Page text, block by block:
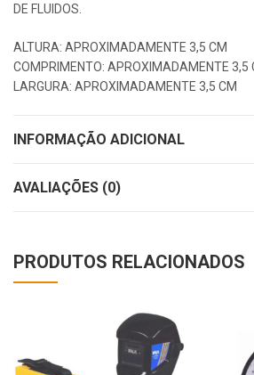
DE FLUIDOS.
ALTURA: APROXIMADAMENTE 3,5 CM
COMPRIMENTO: APROXIMADAMENTE 3,5
LARGURA: APROXIMADAMENTE 3,5 CM
INFORMAÇÃO ADICIONAL
AVALIAÇÕES (0)
PRODUTOS RELACIONADOS